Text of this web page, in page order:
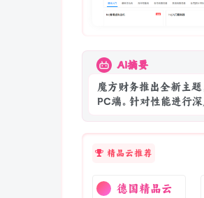
AI摘要
魔方财务推出全新主
PC端。针对性能进行
精品云推荐
德国精品云